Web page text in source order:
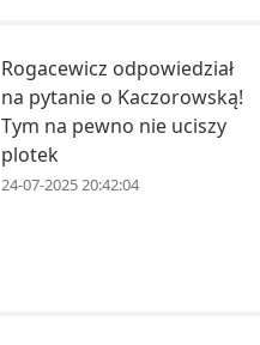
Rogacewicz odpowiedział
na pytanie o Kaczorowską!
Tym na pewno nie uciszy
plotek
24-07-2025 20:42:04